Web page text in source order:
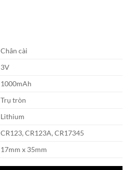
Chân cài
3V
1000mAh
Trụ tròn
Lithium
CR123, CR123A, CR17345
17mm x 35mm